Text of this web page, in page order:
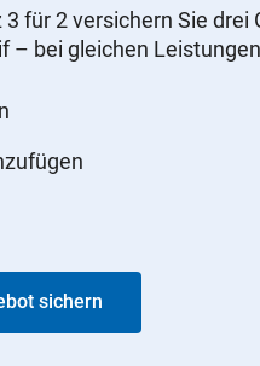
für 2 versichern Sie drei
– bei gleichen
sichern